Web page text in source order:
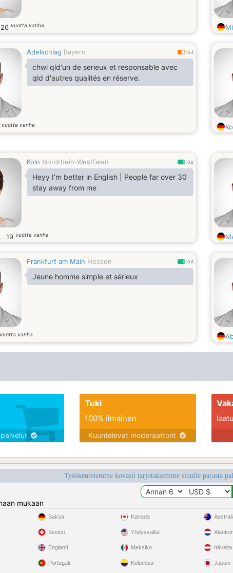
26 vuotta vanha
Adelschlag Bayern 0.4
chwi qld'un de serieux et responsable avec
qld d'autres qualités en réserve.
vuotta vanha
Koln Nordrhein-Westfalen 0.8
Heyy I‘m better in English | People far over 30
stay away from me
19 vuotta vanha
Frankfurt am Main Hessen 0.8
Jeune homme simple et sérieux
vuotta vanha
Tuki
100% ilmainen
Kuuntelevat moderaattorit
Työskentelemme kovasti tarjotaksemme sinulle parasta
mukaan
Saksa
Sveitsi
Englanti
Portugali
Kanada
Yhdysvallat
Meksiko
Kolumbia
Itävalta
Japani